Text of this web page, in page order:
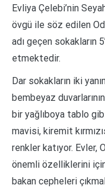
Evliya Çelebi’nin
övgü ile söz edilen
adı geçen sokakların
etmektedir.
Dar sokakların iki
bembeyaz
bir yağlıboya tablo
mavisi, kiremit
renkler katıyor. Evler,
önemli özelliklerini
bakan cepheleri